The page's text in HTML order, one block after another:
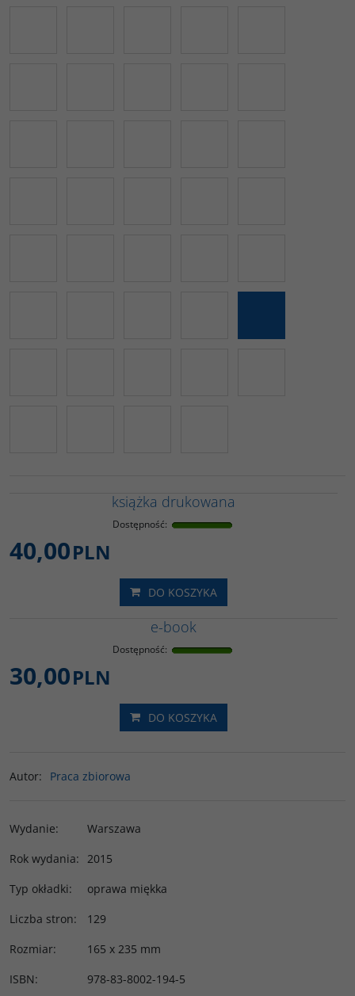
książka drukowana
Dostępność:
40,00PLN
DO KOSZYKA
e-book
Dostępność:
30,00PLN
DO KOSZYKA
Autor: Praca zbiorowa
Wydanie:
Warszawa
Rok wydania: 2015
Typ okładki:
oprawa miękka
Liczba stron:
129
Rozmiar:
165 x 235 mm
ISBN: 978-83-8002-194-5